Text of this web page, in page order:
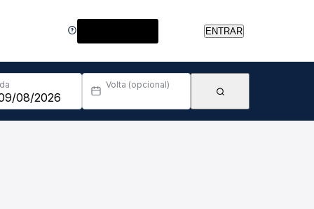
ENTRAR
Volta (opcional)